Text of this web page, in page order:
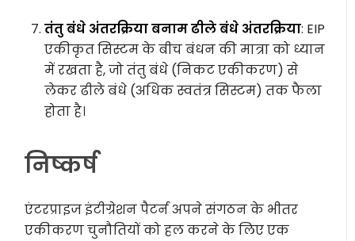
तंतु बंधे अंतरक्रिया बनाम ढीले बंधे अंतरक्रिया: EIP
एकीकृत सिस्टम के बीच बंधन की मात्रा को ध्यान
में रखता है, जो तंतु बंधे (निकट एकीकरण) से
लेकर ढीले बंधे (अधिक स्वतंत्र सिस्टम) तक फैला
होता है।
निष्कर्ष
एंटरप्राइज इंटीग्रेशन पैटर्न अपने संगठन के भीतर
एकीकरण चुनौतियों को हल करने के लिए एक